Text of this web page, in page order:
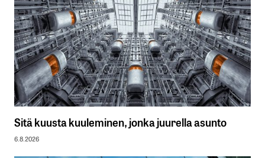
Sitä kuusta kuuleminen, jonka juurella asunto
6.8.2026